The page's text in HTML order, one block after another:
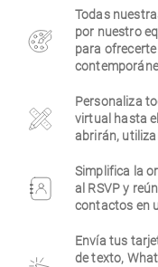
Fiestas navideñas
Todas
por nuestro
para
Personaliza
virtual hasta
abrirán,
Simplifica la
al RSVP y
contactos en
Envía tus
de texto,